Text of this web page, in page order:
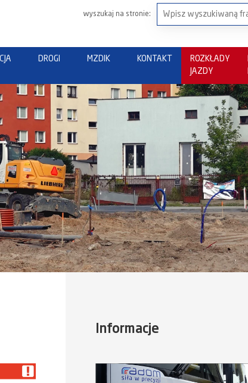
DROGI MZDIK KONTAKT
ROZKŁADY
JAZDY
wyszukaj na stronie:
Informacje